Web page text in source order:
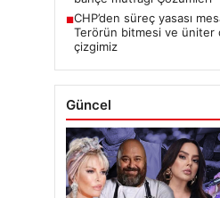
■CHP’den süreç yasası
Terörün bitmesi ve üniter
çizgimiz
Güncel